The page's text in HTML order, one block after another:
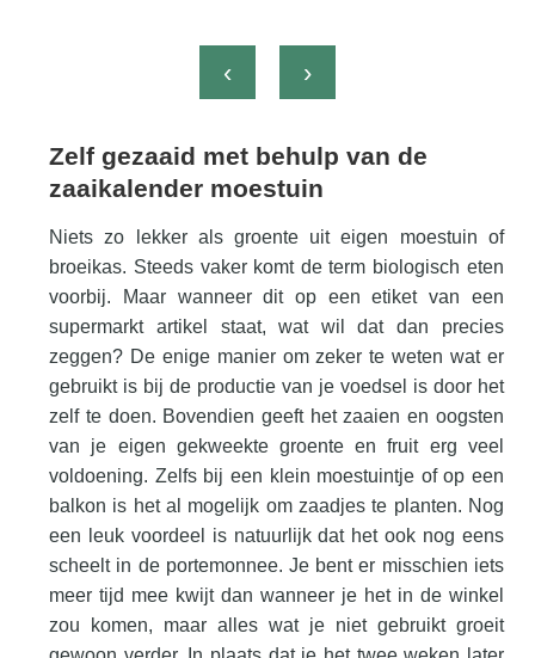
‹ ›
Zelf gezaaid met behulp van de
zaaikalender moestuin
Niets zo lekker als groente uit eigen moestuin of
broeikas. Steeds vaker komt de term biologisch eten
voorbij. Maar wanneer dit op een etiket van een
supermarkt artikel staat, wat wil dat dan precies
zeggen? De enige manier om zeker te weten wat er
gebruikt is bij de productie van je voedsel is door het
zelf te doen. Bovendien geeft het zaaien en oogsten
van je eigen gekweekte groente en fruit erg veel
voldoening. Zelfs bij een klein moestuintje of op een
balkon is het al mogelijk om zaadjes te planten. Nog
een leuk voordeel is natuurlijk dat het ook nog eens
scheelt in de portemonnee. Je bent er misschien iets
meer tijd mee kwijt dan wanneer je het in de winkel
zou komen, maar alles wat je niet gebruikt groeit